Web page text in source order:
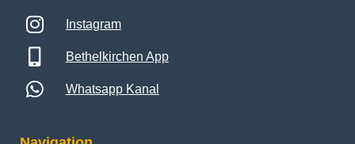
Instagram
Bethelkirchen App
Whatsapp Kanal